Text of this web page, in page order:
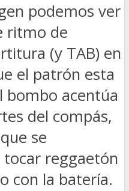
podemos ver
ritmo de
(y TAB) en
el patrón esta
bombo acentúa
del compás,
se
reggaetón
con la batería.